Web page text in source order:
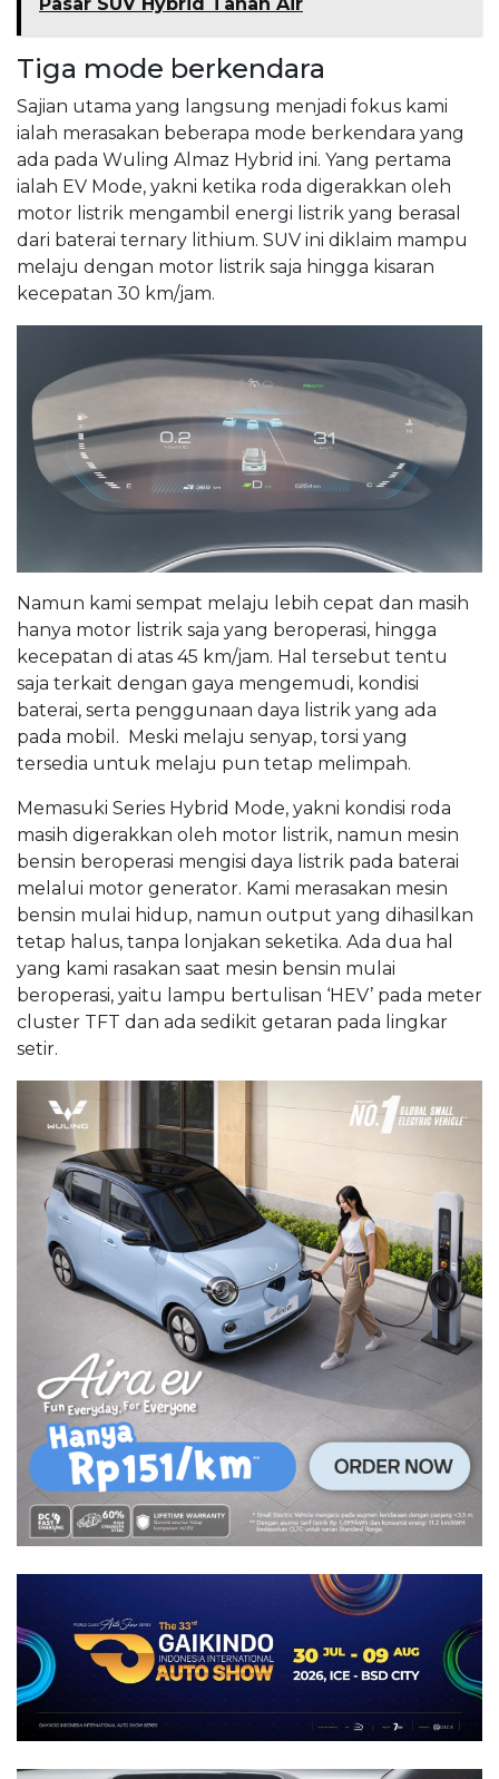
Tiga mode berkendara
Sajian utama yang langsung menjadi fokus kami
ialah merasakan beberapa mode berkendara yang
ada pada Wuling Almaz Hybrid ini. Yang pertama
ialah EV Mode, yakni ketika roda digerakkan oleh
motor listrik mengambil energi listrik yang berasal
dari baterai ternary lithium. SUV ini diklaim mampu
melaju dengan motor listrik saja hingga kisaran
kecepatan 30 km/jam.
Namun kami sempat melaju lebih cepat dan masih
hanya motor listrik saja yang beroperasi, hingga
kecepatan di atas 45 km/jam. Hal tersebut tentu
saja terkait dengan gaya mengemudi, kondisi
baterai, serta penggunaan daya listrik yang ada
pada mobil. Meski melaju senyap, torsi yang
tersedia untuk melaju pun tetap melimpah.
Memasuki Series Hybrid Mode, yakni kondisi roda
masih digerakkan oleh motor listrik, namun mesin
bensin beroperasi mengisi daya listrik pada baterai
melalui motor generator. Kami merasakan mesin
bensin mulai hidup, namun output yang dihasilkan
tetap halus, tanpa lonjakan seketika. Ada dua hal
yang kami rasakan saat mesin bensin mulai
beroperasi, yaitu lampu bertulisan ‘HEV’ pada meter
cluster TFT dan ada sedikit getaran pada lingkar
setir.